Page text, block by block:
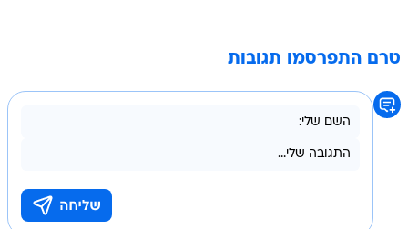
טרם התפרסמו תגובות